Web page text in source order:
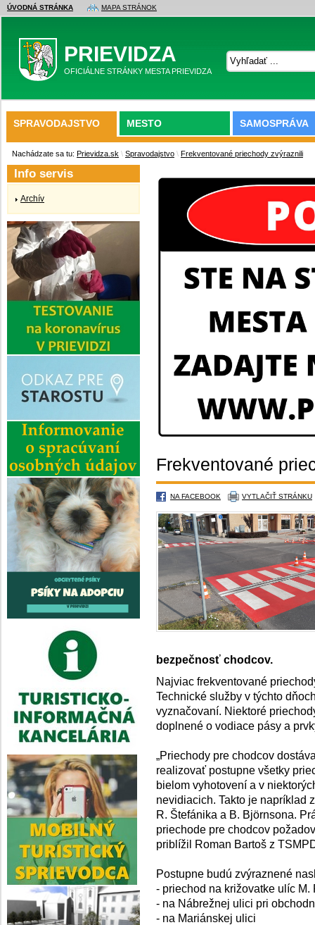
ÚVODNÁ STRÁNKA MAPA STRÁNOK
PRIEVIDZA
OFICIÁLNE STRÁNKY MESTA PRIEVIDZA
SPRAVODAJSTVO MESTO SAMOSPRÁVA
Nachádzate sa tu: Prievidza.sk \ Spravodajstvo \ Frekventované priechody zvýraznili
Frekventované
NA FACEBOOK VYTLAČIŤ STRÁNKU
bezpečnosť chodcov.
Najviac frekventované
Technické služby v týchto
vyznačovaní. Niektoré
doplnené o vodiace pásy a
„Priechody pre chodcov
realizovať postupne všetky
bielom vyhotovení a v
nevidiacich. Takto je napríklad
R. Štefánika a B. Björnsona.
priechode pre chodcov
priblížil Roman Bartoš z
Postupne budú zvýraznené
- priechod na križovatke ulíc
- na Nábrežnej ulici pri
- na Mariánskej ulici
Info servis
Archív